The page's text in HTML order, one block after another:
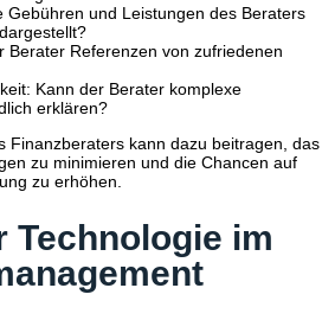
Gebühren und Leistungen des Beraters
Berater Referenzen von zufriedenen
Kann der Berater komplexe
erklären?
Finanzberaters kann dazu beitragen, das
zu minimieren und die Chancen auf
zu erhöhen.
Technologie im